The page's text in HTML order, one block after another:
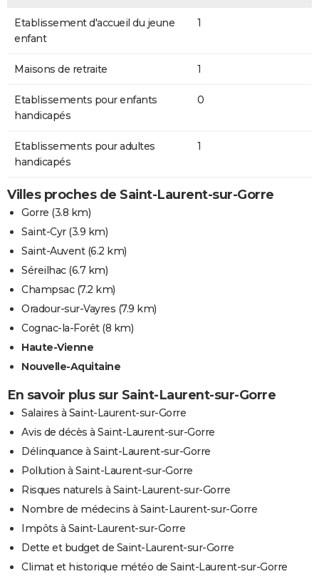
Etablissement d'accueil du jeune
enfant
1
Maisons de retraite 1
Etablissements pour enfants
handicapés
0
Etablissements pour adultes
handicapés
1
Villes proches de Saint-Laurent-sur-Gorre
Gorre (3.8 km)
Saint-Cyr(3.9 km)
Saint-Auvent(6.2 km)
Séreilhac(6.7 km)
Champsac(7.2 km)
Oradour-sur-Vayres (7.9 km)
Cognac-la-Forêt(8 km)
Haute-Vienne
Nouvelle-Aquitaine
En savoir plus sur Saint-Laurent-sur-Gorre
Salaires à Saint-Laurent-sur-Gorre
Avis de décès à Saint-Laurent-sur-Gorre
Délinquance à Saint-Laurent-sur-Gorre
Pollution à Saint-Laurent-sur-Gorre
Risques naturels à Saint-Laurent-sur-Gorre
Nombre de médecins à Saint-Laurent-sur-Gorre
Impôts à Saint-Laurent-sur-Gorre
Dette et budget de Saint-Laurent-sur-Gorre
Climat et historique météo de Saint-Laurent-sur-Gorre